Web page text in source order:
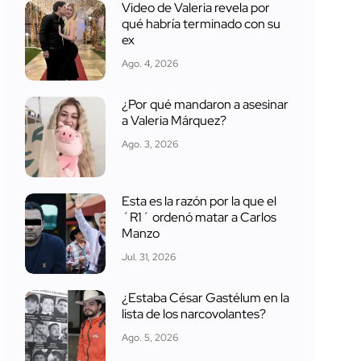
Video de Valeria revela por
qué habría terminado con su
ex
Ago. 4, 2026
¿Por qué mandaron a asesinar
a Valeria Márquez?
Ago. 3, 2026
Esta es la razón por la que el
´R1´ ordenó matar a Carlos
Manzo
Jul. 31, 2026
¿Estaba César Gastélum en la
lista de los narcovolantes?
Ago. 5, 2026